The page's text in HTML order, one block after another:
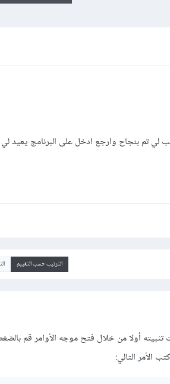
لي تم بنجاح وارجع ادخل على البرنامج يعيد
الترتيب حسب التقييم
أولا من خلال فتح موجه الأوامر قم